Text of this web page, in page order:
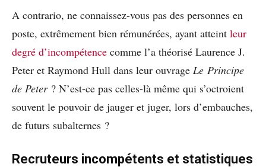
A contrario, ne connaissez-vous pas des personnes en
poste, extrêmement bien rémunérées, ayant atteint leur
degré d’incompétence comme l’a théorisé Laurence J.
Peter et Raymond Hull dans leur ouvrage Le Principe
de Peter? N’est-ce pas celles-là même qui s’octroient
souvent le pouvoir de jauger et juger, lors d’embauches,
de futurs subalternes ?
Recruteurs incompétents et statistiques